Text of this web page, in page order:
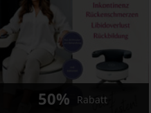
50% Rabatt